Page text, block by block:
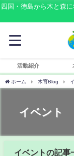
四国・徳島から木と森
活動紹介
ホーム 木育Blog
イベント
イベントの記事